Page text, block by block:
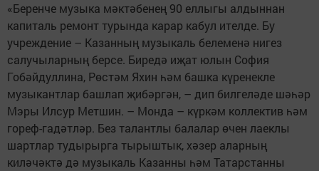
«Беренче музыка мәктәбенең 90 еллыгы алдыннан
капиталь ремонт турында карар кабул ителде. Бу
учреждение – Казанның музыкаль белеменә нигез
салучыларның берсе. Биредә иҗат юлын София
Гобәйдуллина, Рөстәм Яхин һәм башка күренекле
музыкантлар башлап җибәргән, – дип билгеләде шәһәр
Мэры Илсур Метшин. – Монда – күркәм коллектив һәм
гореф-гадәтләр. Без талантлы балалар өчен лаеклы
шартлар тудырырга тырыштык, хәзер аларның
киләчәктә дә музыкаль Казанны һәм Татарстанны